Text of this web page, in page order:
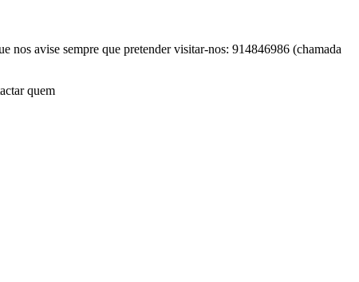
nos avise sempre que pretender visitar-nos: 914846986 (chamada
quem